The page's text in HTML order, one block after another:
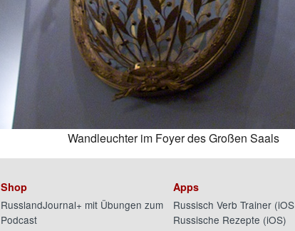
Wandleuchter im Foyer des Großen Saals
Shop
RusslandJournal+ mit Übungen zum
Podcast
Apps
Russisch Verb Trainer (iOS
Russische Rezepte (iOS)